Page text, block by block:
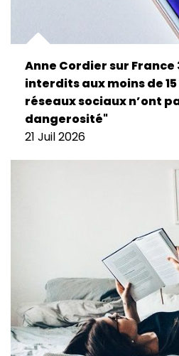
Anne Cordier sur France
interdits aux moins de
réseaux sociaux n’ont
dangerosité"
21 Juil 2026